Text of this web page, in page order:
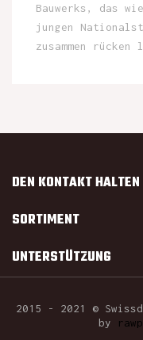
Bauwerks, das
jungen
zusammen rücken
DEN KONTAKT HALTEN
SORTIMENT
UNTERSTÜTZUNG
2015 - 2021 ©
by